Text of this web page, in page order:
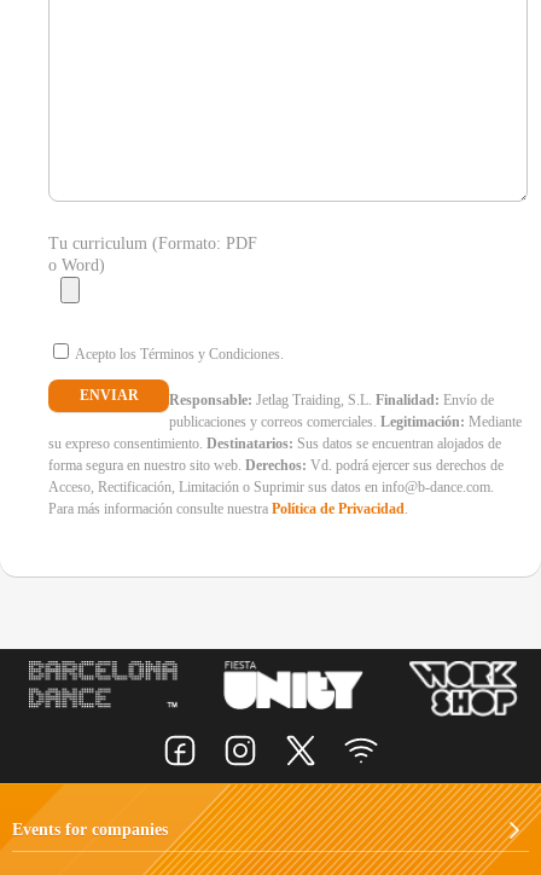
Tu curriculum (Formato: PDF
o Word)
Acepto los Términos y Condiciones.
Responsable: Jetlag Traiding, S.L. Finalidad: Envío de
publicaciones y correos comerciales. Legitimación: Mediante
su expreso consentimiento. Destinatarios: Sus datos se encuentran alojados de
forma segura en nuestro sito web. Derechos: Vd. podrá ejercer sus derechos de
Acceso, Rectificación, Limitación o Suprimir sus datos en info@b-dance.com.
Para más información consulte nuestra Política de Privacidad
Events for companies